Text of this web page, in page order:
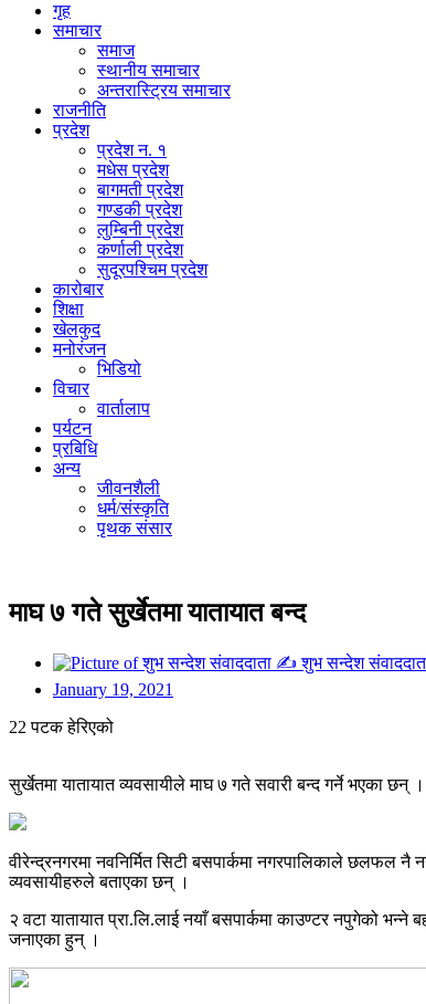
गृह
समाचार
समाज
स्थानीय समाचार
अन्तरास्ट्रिय समाचार
राजनीति
प्रदेश
प्रदेश न. १
मधेस प्रदेश
बागमती प्रदेश
गण्डकी प्रदेश
लुम्बिनी प्रदेश
कर्णाली प्रदेश
सुदूरपश्चिम प्रदेश
कारोबार
शिक्षा
खेलकुद
मनोरंजन
भिडियो
विचार
वार्तालाप
पर्यटन
प्रबिधि
अन्य
जीवनशैली
धर्म/संस्कृति
पृथक संसार
माघ ७ गते सुर्खेतमा यातायात बन्द
✍ शुभ सन्देश
January 19, 2021
22 पटक हेरिएको
सुर्खेतमा यातायात व्यवसायीले माघ ७ गते सवारी बन्द गर्ने भएका
वीरेन्द्रनगरमा नवनिर्मित सिटी बसपार्कमा नगरपालिकाले छलफल नै
व्यवसायीहरुले बताएका छन् ।
२ वटा यातायात प्रा.लि.लाई नयाँ बसपार्कमा काउण्टर नपुगेको भन्ने
जनाएका हुन् ।